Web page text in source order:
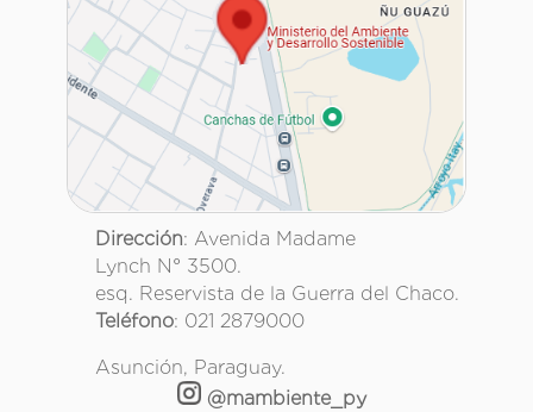
Dirección: Avenida Madame
Lynch N° 3500.
esq. Reservista de la Guerra del Chaco.
Teléfono: 021 2879000
Asunción, Paraguay.
@mambiente_py